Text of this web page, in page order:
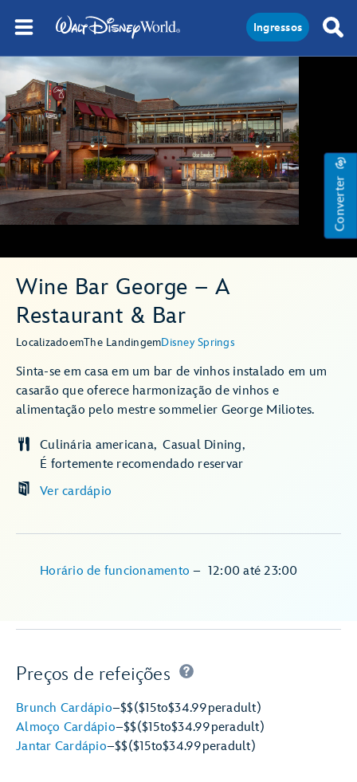
Ingressos
Converter
Wine Bar George – A
Restaurant & Bar
LocalizadoemThe LandingemDisney Springs
Sinta-se em casa em um bar de vinhos instalado em um
casarão que oferece harmonização de vinhos e
alimentação pelo mestre sommelier George Miliotes.
Ver cardápio
Culinária americana
Casual Dining
É fortemente recomendado reservar
Horário de funcionamento– 12:00 até 23:00
Preços de refeições
Brunch Cardápio–$$($15to$34.99peradult)
Almoço Cardápio–$$($15to$34.99peradult)
Jantar Cardápio–$$($15to$34.99peradult)